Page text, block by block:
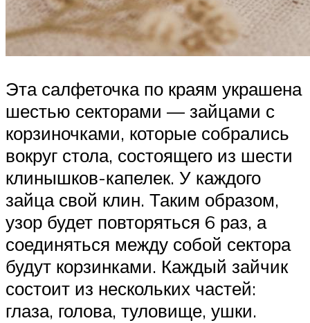
Эта салфеточка по краям украшена
шестью секторами — зайцами с
корзиночками, которые собрались
вокруг стола, состоящего из шести
клинышков-капелек. У каждого
зайца свой клин. Таким образом,
узор будет повторяться 6 раз, а
соединяться между собой сектора
будут корзинками. Каждый зайчик
состоит из нескольких частей:
глаза, голова, туловище, ушки.